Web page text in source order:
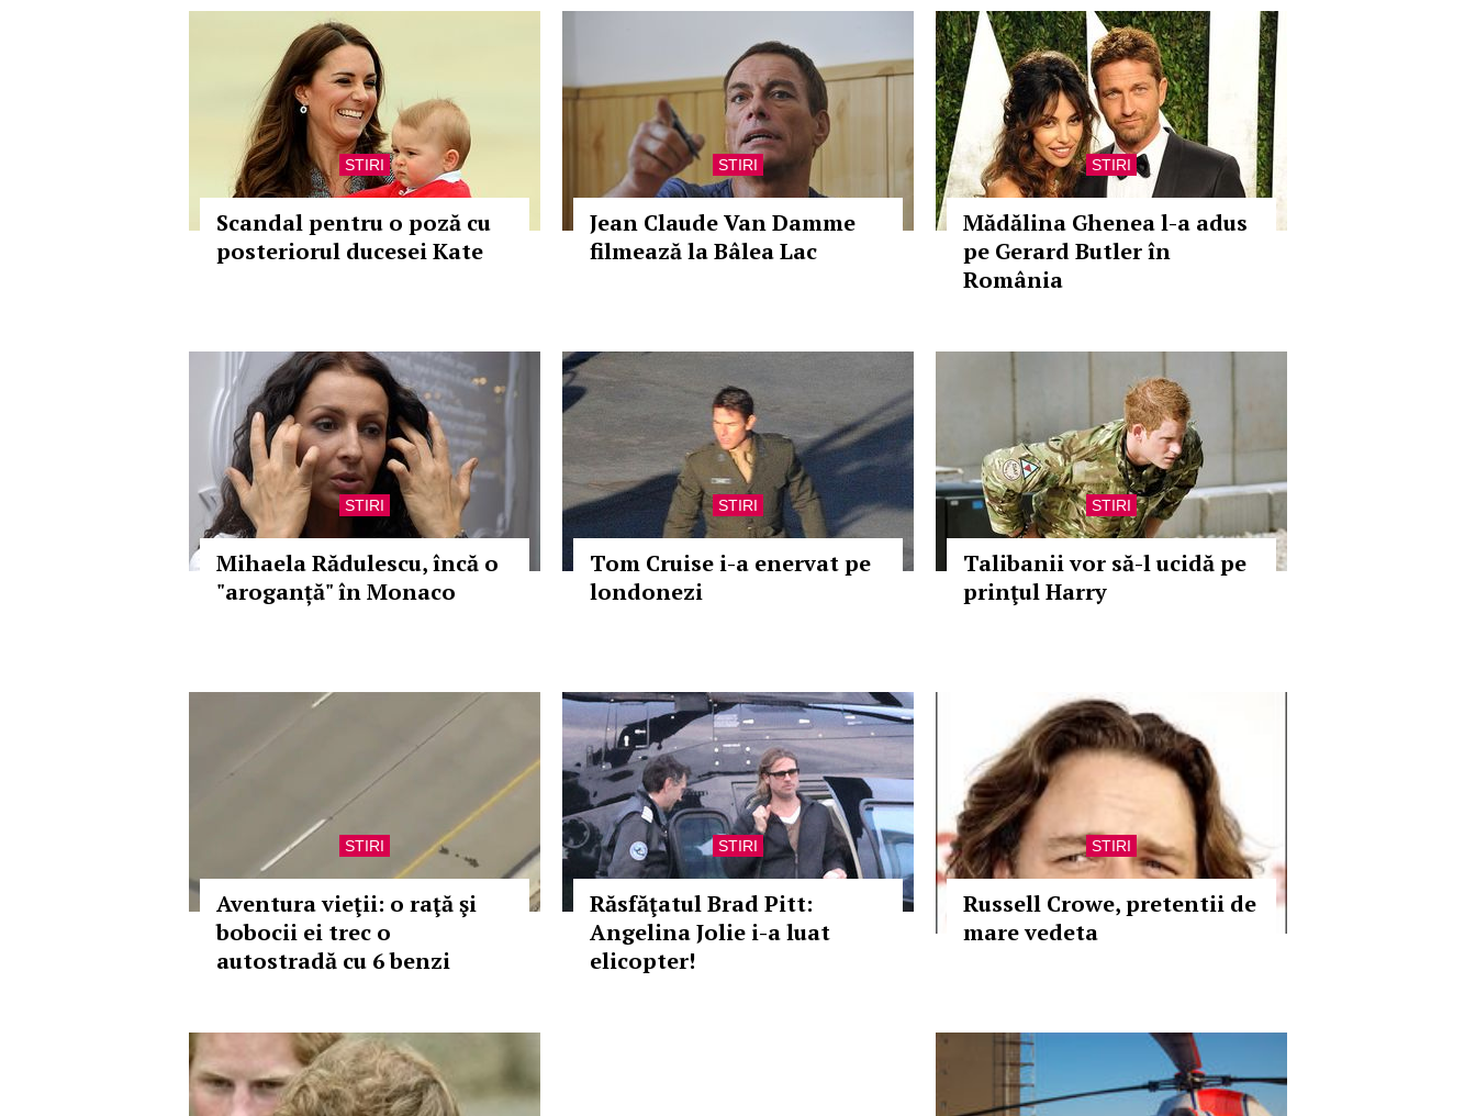
STIRI
Scandal pentru o poză cu
posteriorul ducesei Kate
STIRI
Jean Claude Van Damme
filmează la Bâlea Lac
STIRI
Mădălina Ghenea l-a adus
pe Gerard Butler în
România
STIRI
Mihaela Rădulescu, încă o
"aroganță" în Monaco
STIRI
Tom Cruise i-a enervat pe
londonezi
STIRI
Talibanii vor să-l ucidă pe
prinţul Harry
STIRI
Aventura vieţii: o raţă şi
bobocii ei trec o
autostradă cu 6 benzi
STIRI
Răsfăţatul Brad Pitt:
Angelina Jolie i-a luat
elicopter!
STIRI
Russell Crowe, pretentii de
mare vedeta